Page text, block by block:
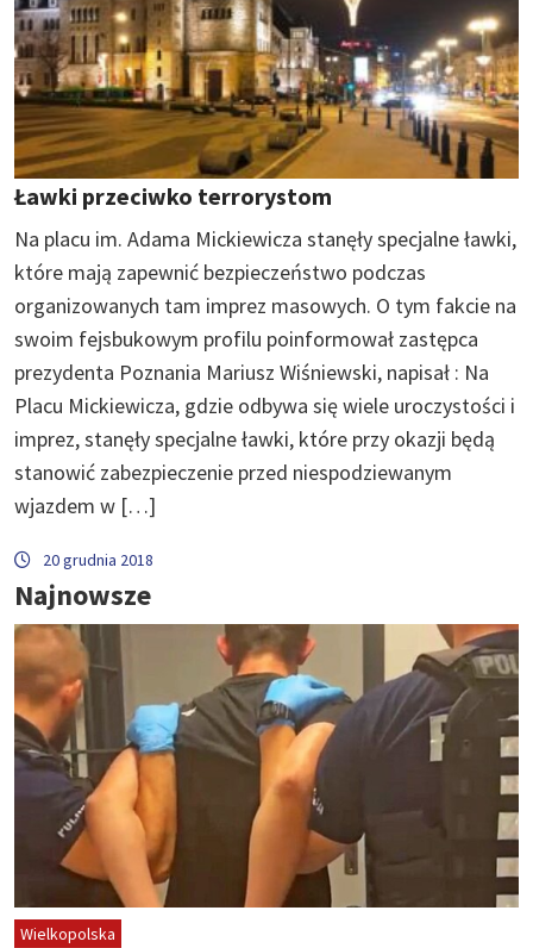
Ławki przeciwko terrorystom
Na placu im. Adama Mickiewicza stanęły specjalne ławki,
które mają zapewnić bezpieczeństwo podczas
organizowanych tam imprez masowych. O tym fakcie na
swoim fejsbukowym profilu poinformował zastępca
prezydenta Poznania Mariusz Wiśniewski, napisał : Na
Placu Mickiewicza, gdzie odbywa się wiele uroczystości i
imprez, stanęły specjalne ławki, które przy okazji będą
stanowić zabezpieczenie przed niespodziewanym
wjazdem w […]
20 grudnia 2018
Najnowsze
Wielkopolska